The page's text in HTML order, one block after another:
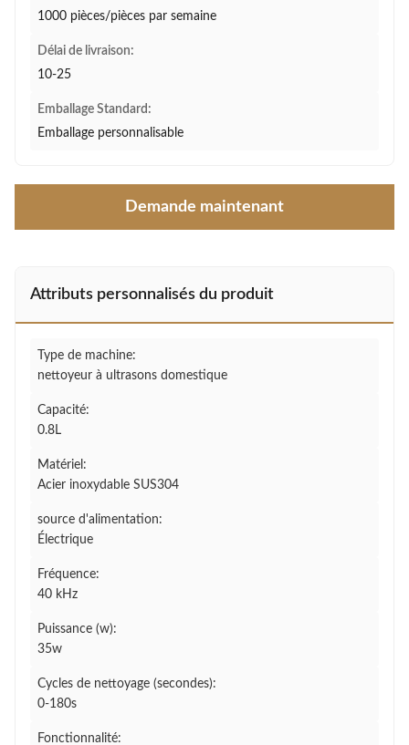
1000 pièces/pièces par semaine
Délai de livraison:
10-25
Emballage Standard:
Emballage personnalisable
Demande maintenant
Attributs personnalisés du produit
Type de machine:
nettoyeur à ultrasons domestique
Capacité:
0.8L
Matériel:
Acier inoxydable SUS304
source d'alimentation:
Électrique
Fréquence:
40 kHz
Puissance (w):
35w
Cycles de nettoyage (secondes):
0-180s
Fonctionnalité: